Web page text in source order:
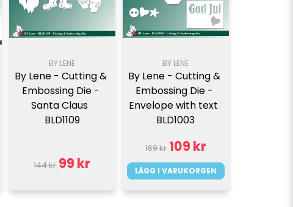
BY LENE
By Lene - Cutting &
Embossing Die -
Santa Claus
BLD1109
144 kr 99 kr
BY LENE
By Lene - Cutting &
Embossing Die -
Envelope with text
BLD1003
169 kr 109 kr
LÄGG I VARUKORGEN